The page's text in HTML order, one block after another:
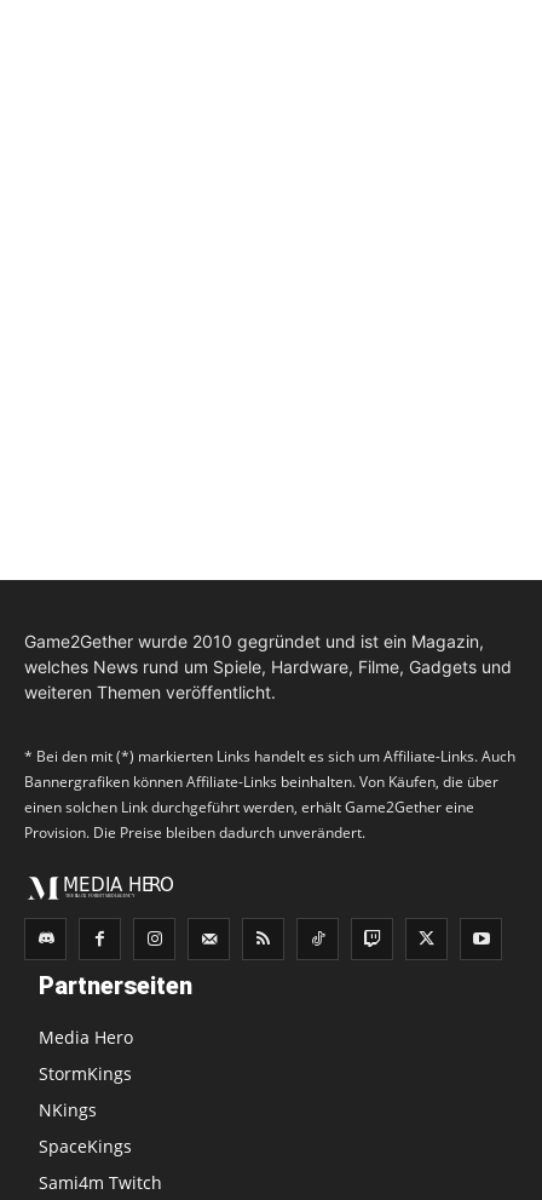
Game2Gether wurde 2010 gegründet und ist ein Magazin,
welches News rund um Spiele, Hardware, Filme, Gadgets und
weiteren Themen veröffentlicht.
* Bei den mit (*) markierten Links handelt es sich um Affiliate-Links. Auch
Bannergrafiken können Affiliate-Links beinhalten. Von Käufen, die über
einen solchen Link durchgeführt werden, erhält Game2Gether eine
Provision. Die Preise bleiben dadurch unverändert.
Partnerseiten
Media Hero
StormKings
NKings
SpaceKings
Sami4m Twitch